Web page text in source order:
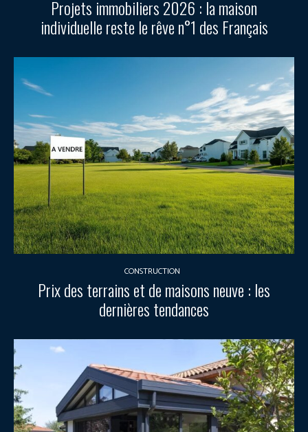
Projets immobiliers 2026 : la maison
individuelle reste le rêve n°1 des Français
CONSTRUCTION
Prix des terrains et de maisons neuve : les
dernières tendances